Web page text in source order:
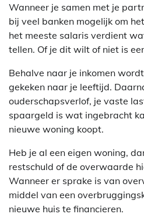
Wanneer je samen met je
bij veel banken mogelijk om
het meeste salaris verdient
tellen. Of je dit wilt of niet is
Behalve naar je inkomen
gekeken naar je leeftijd.
ouderschapsverlof, je vaste
spaargeld is wat ingebracht
nieuwe woning koopt.
Heb je al een eigen woning,
restschuld of de overwaarde
Wanneer er sprake is van
middel van een
nieuwe huis te financieren.